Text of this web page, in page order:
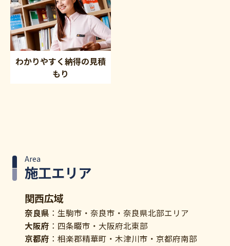
わかりやすく納得の見積
もり
施工エリア
Area
関西広域
奈良県 ：生駒市・奈良市・奈良県北部エリア
大阪府 ：四条畷市・大阪府北東部
京都府 ：相楽郡精華町・木津川市・京都府南部